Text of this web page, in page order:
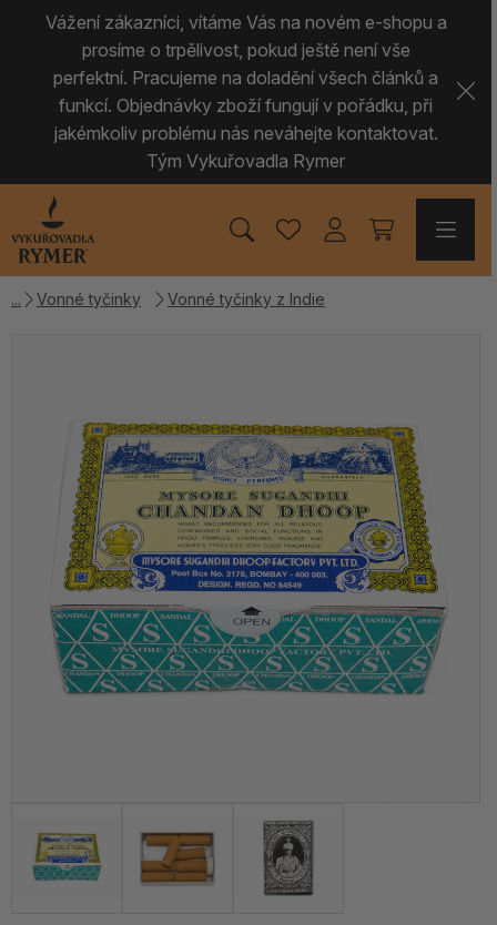
Vážení zákazníci, vítáme Vás na novém e-shopu a
prosíme o trpělivost, pokud ještě není vše
perfektní. Pracujeme na doladění všech článků a
funkcí. Objednávky zboží fungují v pořádku, při
jakémkoliv problému nás neváhejte kontaktovat.
Tým Vykuřovadla Rymer
Vonné tyčinky Vonné tyčinky z Indie